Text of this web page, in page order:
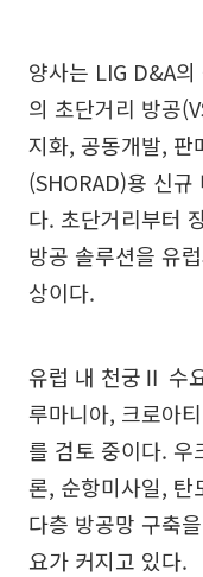
양사는 LIG D&A의
의 초단거리 방공
지화, 공동개발, 판
(SHORAD)용 신
다. 초단거리부터
방공 솔루션을 유
상이다.
유럽 내 천궁Ⅱ 수
루마니아, 크로아
를 검토 중이다. 우
론, 순항미사일, 탄
다층 방공망 구축
요가 커지고 있다.